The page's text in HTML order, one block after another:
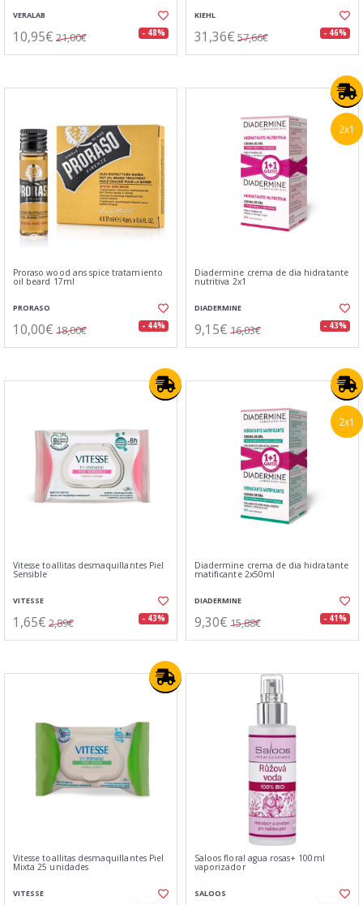
VERALAB
10,95€ 21,00€ - 48%
KIEHL
31,36€ 57,66€ - 46%
Proraso wood ans spice tratamiento
oil beard 17ml
PRORASO
10,00€ 18,00€ - 44%
2x1
Diadermine crema de dia hidratante
nutritiva 2x1
DIADERMINE
9,15€ 16,03€ - 43%
Vitesse toallitas desmaquillantes Piel
Sensible
VITESSE
1,65€ 2,89€ - 43%
2x1
Diadermine crema de dia hidratante
matificante 2x50ml
DIADERMINE
9,30€ 15,88€ - 41%
Vitesse toallitas desmaquillantes Piel
Mixta 25 unidades
VITESSE
Saloos floral agua rosas+ 100ml
vaporizador
SALOOS